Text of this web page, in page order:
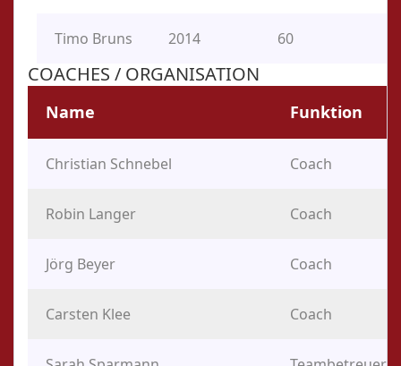
Timo Bruns 2014 60
COACHES / ORGANISATION
Name Funktion
Christian Schnebel Coach
Robin Langer Coach
Jörg Beyer Coach
Carsten Klee Coach